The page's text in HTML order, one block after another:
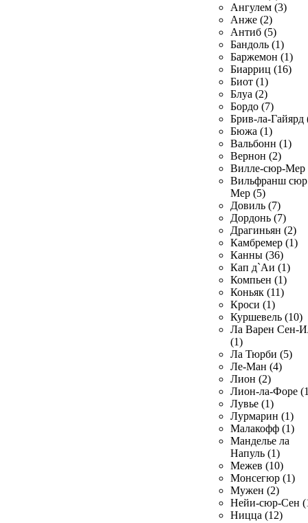
Ангулем (3)
Анже (2)
Антиб (5)
Бандоль (1)
Баржемон (1)
Биарриц (16)
Биот (1)
Блуа (2)
Бордо (7)
Брив-ла-Гайярд
Бюжа (1)
Вальбонн (1)
Вернон (2)
Вилле-сюр-Мер
Вильфранш сюр
Мер (5)
Довиль (7)
Дордонь (7)
Драгиньян (2)
Камбремер (1)
Канны (36)
Кап д`Аи (1)
Компьен (1)
Коньяк (11)
Кроси (1)
Куршевель (10)
Ла Варен Сен-
(1)
Ла Тюрби (5)
Ле-Ман (4)
Лион (2)
Лион-ла-Форе
Лувье (1)
Лурмарин (1)
Малакофф (1)
Манделье ла
Напуль (1)
Межев (10)
Монсегюр (1)
Мужен (2)
Нейи-сюр-Сен
Ницца (12)